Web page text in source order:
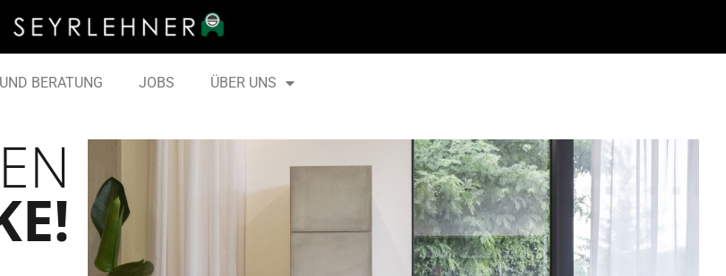
BERATUNG JOBS ÜBER UNS